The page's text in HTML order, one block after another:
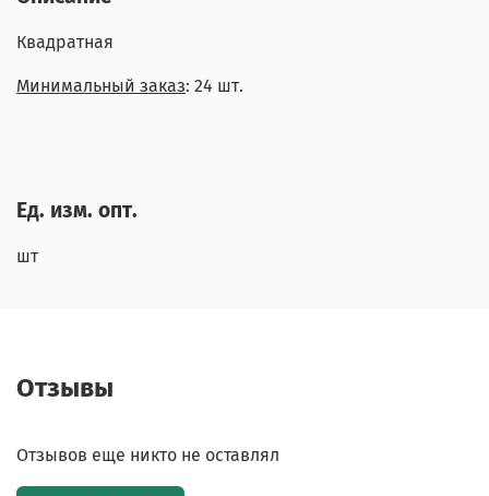
Квадратная
Минимальный заказ: 24 шт.
Ед. изм. опт.
шт
Отзывы
Отзывов еще никто не оставлял